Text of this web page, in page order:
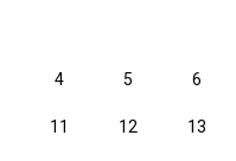
4 5 6
11 12 13